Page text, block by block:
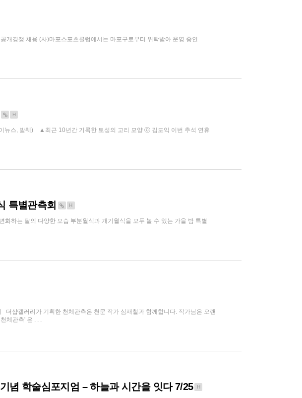
경쟁 채용 (사)마포스포츠클럽에서는 마포구로부터 위탁받아 운영 중인
H
뉴스, 발췌) ▲최근 10년간 기록한 토성의 고리 모양 ⓒ 김도익 이번 추석 연휴
특별관측회 H
하는 달의 다양한 모습 부분월식과 개기월식을 모두 볼 수 있는 가을 밤 특별
샵갤러리가 기획한 천체관측은 천문 작가 심재철과 함께합니다. 작가님은 오랜
체관측' 은 . . .
념 학술심포지엄 – 하늘과 시간을 잇다 7/25 H